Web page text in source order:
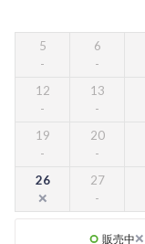
5 6
12 13
19 20
26 27
販売中